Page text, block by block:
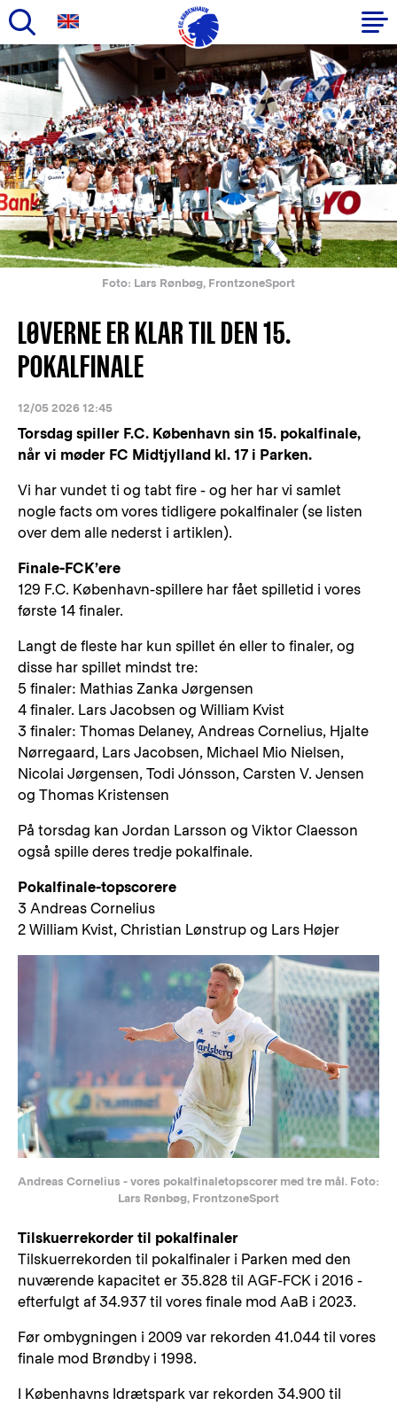
Gå
til
hovedindhold
Primær
navigation
Foto: Lars Rønbøg, FrontzoneSport
LØVERNE ER KLAR TIL DEN 15.
POKALFINALE
12/05 2026 12:45
Torsdag spiller F.C. København sin 15. pokalfinale,
når vi møder FC Midtjylland kl. 17 i Parken.
Vi har vundet ti og tabt fire - og her har vi samlet
nogle facts om vores tidligere pokalfinaler (se listen
over dem alle nederst i artiklen).
Finale-FCK’ere
129 F.C. København-spillere har fået spilletid i vores
første 14 finaler.
Langt de fleste har kun spillet én eller to finaler, og
disse har spillet mindst tre:
5 finaler: Mathias Zanka Jørgensen
4 finaler. Lars Jacobsen og William Kvist
3 finaler: Thomas Delaney, Andreas Cornelius, Hjalte
Nørregaard, Lars Jacobsen, Michael Mio Nielsen,
Nicolai Jørgensen, Todi Jónsson, Carsten V. Jensen
og Thomas Kristensen
På torsdag kan Jordan Larsson og Viktor Claesson
også spille deres tredje pokalfinale.
Pokalfinale-topscorere
3 Andreas Cornelius
2 William Kvist, Christian Lønstrup og Lars Højer
Andreas Cornelius - vores pokalfinaletopscorer med tre mål. Foto:
Lars Rønbøg, FrontzoneSport
Tilskuerrekorder til pokalfinaler
Tilskuerrekorden til pokalfinaler i Parken med den
nuværende kapacitet er 35.828 til AGF-FCK i 2016 -
efterfulgt af 34.937 til vores finale mod AaB i 2023.
Før ombygningen i 2009 var rekorden 41.044 til vores
finale mod Brøndby i 1998.
I Københavns Idrætspark var rekorden 34.900 til